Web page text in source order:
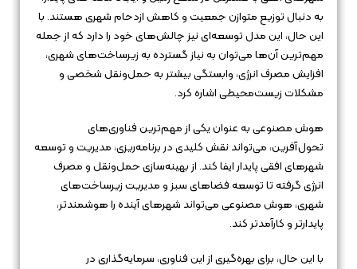
به دنبال توزیع متوازن جمعیت و کاهش ازدحام شهری هستند. با
این حال، این مدل توسعه‌ای نیز چالش‌های خود را دارد که از جمله
مهم‌ترین آن‌ها می‌توان به نیاز گسترده به زیرساخت‌های شهری،
افزایش مصرف انرژی، وابستگی بیشتر به حمل‌ونقل شخصی و
مشکلات زیست‌محیطی اشاره کرد.
هوش مصنوعی به عنوان یکی از مهم‌ترین فناوری‌های
تحول‌آفرین، می‌تواند نقش کلیدی در برنامه‌ریزی، مدیریت و توسعه
شهرهای افقی پایدار ایفا کند. از بهینه‌سازی حمل‌ونقل و مصرف
انرژی گرفته تا توسعه فضاهای سبز و مدیریت زیرساخت‌های
شهری، هوش مصنوعی می‌تواند شهرهای آینده را هوشمندتر،
پایدارتر و کارآمدتر کند.
با این حال، برای بهره‌گیری از این فناوری، سرمایه‌گذاری در